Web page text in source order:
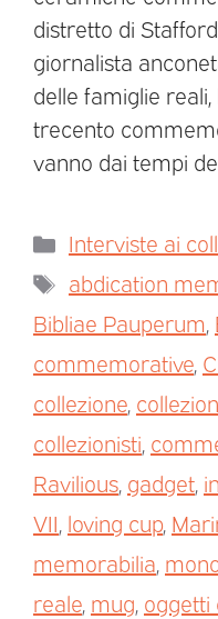
distretto di
giornalista
delle famiglie
trecento
vanno dai tempi
Interviste ai
abdication
Bibliae Pauperum,
commemorative,
collezione,
collezionisti,
Ravilious, gadget,
VII, loving cup,
memorabilia,
reale, mug,